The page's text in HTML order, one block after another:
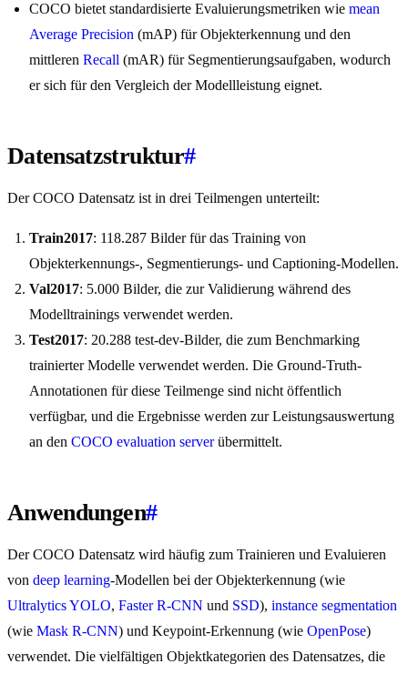
COCO bietet standardisierte Evaluierungsmetriken wie mean
Average Precision (mAP) für Objekterkennung und den
mittleren Recall (mAR) für Segmentierungsaufgaben, wodurch
er sich für den Vergleich der Modellleistung eignet.
Datensatzstruktur#
Der COCO Datensatz ist in drei Teilmengen unterteilt:
Train2017: 118.287 Bilder für das Training von
Objekterkennungs-, Segmentierungs- und Captioning-Modellen.
Val2017: 5.000 Bilder, die zur Validierung während des
Modelltrainings verwendet werden.
Test2017: 20.288 test-dev-Bilder, die zum Benchmarking
trainierter Modelle verwendet werden. Die Ground-Truth-
Annotationen für diese Teilmenge sind nicht öffentlich
verfügbar, und die Ergebnisse werden zur Leistungsauswertung
an den COCO evaluation serverübermittelt.
Anwendungen#
Der COCO Datensatz wird häufig zum Trainieren und Evaluieren
von deep learning-Modellen bei der Objekterkennung (wie
Ultralytics YOLO, Faster R-CNN und SSD), instance segmentation
(wie Mask R-CNN) und Keypoint-Erkennung (wie OpenPose)
verwendet. Die vielfältigen Objektkategorien des Datensatzes, die